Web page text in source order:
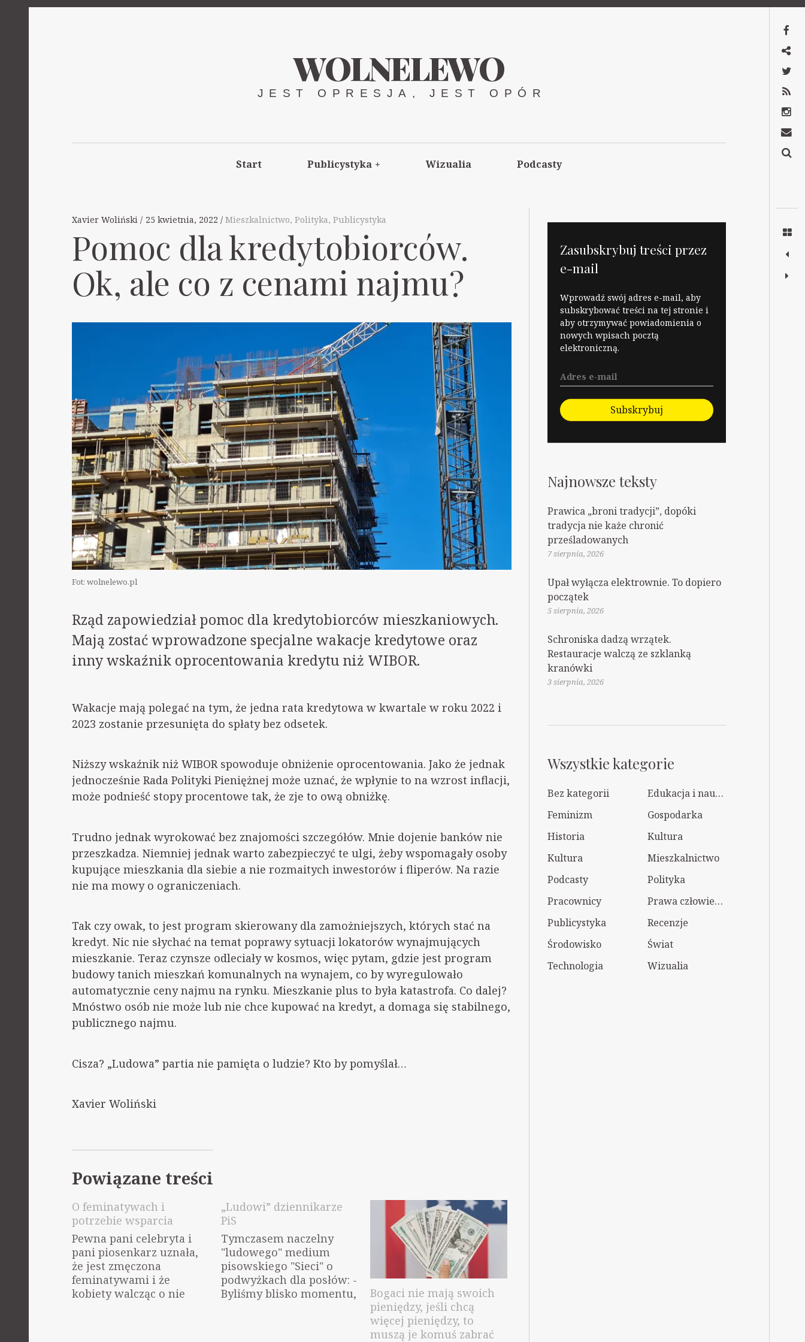
WOLNELEWO
JEST OPRESJA, JEST OPÓR
Start Publicystyka + Wizualia Podcasty
Xavier Woliński 25 kwietnia, 2022 Mieszkalnictwo, Polityka, Publicystyka
Pomoc dla kredytobiorców.
Ok, ale co z cenami najmu?
Fot: wolnelewo.pl
Rząd zapowiedział pomoc dla kredytobiorców mieszkaniowych.
Mają zostać wprowadzone specjalne wakacje kredytowe oraz
inny wskaźnik oprocentowania kredytu niż WIBOR.
Wakacje mają polegać na tym, że jedna rata kredytowa w kwartale w roku 2022 i
2023 zostanie przesunięta do spłaty bez odsetek.
Niższy wskaźnik niż WIBOR spowoduje obniżenie oprocentowania. Jako że jednak
jednocześnie Rada Polityki Pieniężnej może uznać, że wpłynie to na wzrost inflacji,
może podnieść stopy procentowe tak, że zje to ową obniżkę.
Trudno jednak wyrokować bez znajomości szczegółów. Mnie dojenie banków nie
przeszkadza. Niemniej jednak warto zabezpieczyć te ulgi, żeby wspomagały osoby
kupujące mieszkania dla siebie a nie rozmaitych inwestorów i fliperów. Na razie
nie ma mowy o ograniczeniach.
Tak czy owak, to jest program skierowany dla zamożniejszych, których stać na
kredyt. Nic nie słychać na temat poprawy sytuacji lokatorów wynajmujących
mieszkanie. Teraz czynsze odleciały w kosmos, więc pytam, gdzie jest program
budowy tanich mieszkań komunalnych na wynajem, co by wyregulowało
automatycznie ceny najmu na rynku. Mieszkanie plus to była katastrofa. Co dalej?
Mnóstwo osób nie może lub nie chce kupować na kredyt, a domaga się stabilnego,
publicznego najmu.
Cisza? „Ludowa” partia nie pamięta o ludzie? Kto by pomyślał…
Xavier Woliński
Powiązane treści
O feminatywach i
potrzebie wsparcia
Pewna pani celebryta i
pani piosenkarz uznała,
że jest zmęczona
feminatywami i że
kobiety walcząc o nie
„Ludowi” dziennikarze
PiS
Tymczasem naczelny
"ludowego" medium
pisowskiego "Sieci" o
podwyżkach dla posłów: -
Byliśmy blisko momentu,
Bogaci nie mają swoich
pieniędzy, jeśli chcą
więcej pieniędzy, to
muszą je komuś zabrać
Zasubskrybuj treści przez
e-mail
Wprowadź swój adres e-mail, aby
subskrybować treści na tej stronie i
aby otrzymywać powiadomienia o
nowych wpisach pocztą
elektroniczną.
Subskrybuj
Najnowsze teksty
Prawica „broni tradycji”, dopóki
tradycja nie każe chronić
prześladowanych
7 sierpnia, 2026
Upał wyłącza elektrownie. To dopiero
początek
5 sierpnia, 2026
Schroniska dadzą wrzątek.
Restauracje walczą ze szklanką
kranówki
3 sierpnia, 2026
Wszystkie kategorie
Bez kategorii
Edukacja i nauka
Feminizm
Gospodarka
Historia
Kultura
Kultura
Mieszkalnictwo
Podcasty
Polityka
Pracownicy
Prawa człowieka
Publicystyka
Recenzje
Środowisko
Świat
Technologia
Wizualia